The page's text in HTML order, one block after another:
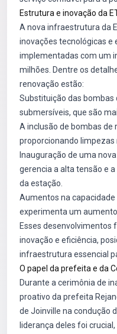
Estrutura e inovação da
A nova infraestrutura da
inovações tecnológicas
implementadas com um
milhões. Dentre os
renovação estão:
Substituição das bombas
submersíveis, que são
A inclusão de bombas
proporcionando limpezas
Inauguração de uma
gerencia a alta tensão e
da estação.
Aumentos na
experimenta um aumento
Esses desenvolvimentos
inovação e eficiência,
infraestrutura essencial
O papel da prefeita e da
Durante a cerimônia de
proativo da prefeita
de Joinville na condução
liderança deles foi